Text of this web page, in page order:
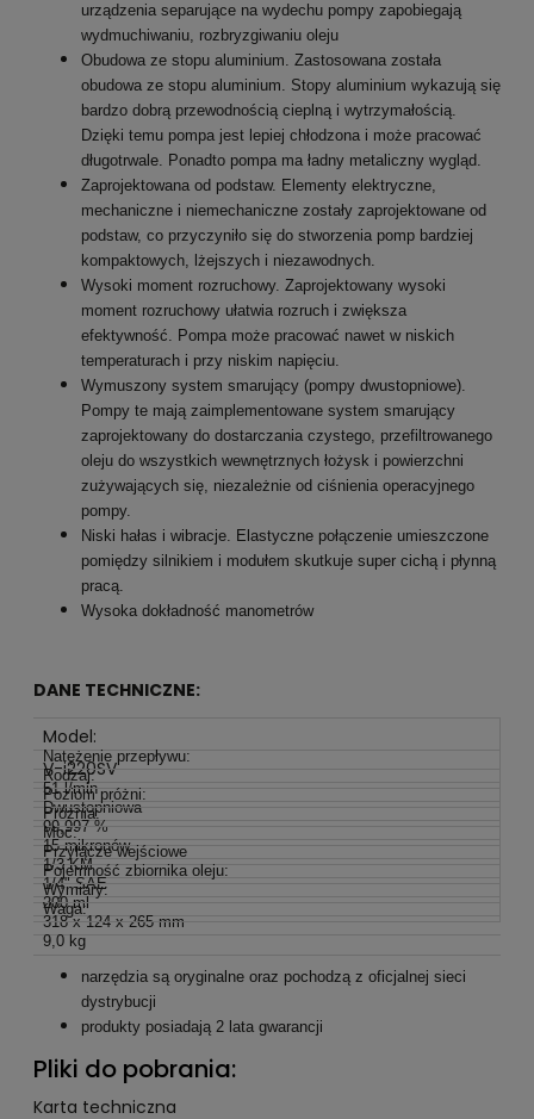
urządzenia separujące na wydechu pompy zapobiegają
wydmuchiwaniu, rozbryzgiwaniu oleju
Obudowa ze stopu aluminium. Zastosowana została
obudowa ze stopu aluminium. Stopy aluminium wykazują się
bardzo dobrą przewodnością cieplną i wytrzymałością.
Dzięki temu pompa jest lepiej chłodzona i może pracować
długotrwale. Ponadto pompa ma ładny metaliczny wygląd.
Zaprojektowana od podstaw. Elementy elektryczne,
mechaniczne i niemechaniczne zostały zaprojektowane od
podstaw, co przyczyniło się do stworzenia pomp bardziej
kompaktowych, lżejszych i niezawodnych.
Wysoki moment rozruchowy. Zaprojektowany wysoki
moment rozruchowy ułatwia rozruch i zwiększa
efektywność. Pompa może pracować nawet w niskich
temperaturach i przy niskim napięciu.
Wymuszony system smarujący (pompy dwustopniowe).
Pompy te mają zaimplementowane system smarujący
zaprojektowany do dostarczania czystego, przefiltrowanego
oleju do wszystkich wewnętrznych łożysk i powierzchni
zużywających się, niezależnie od ciśnienia operacyjnego
pompy.
Niski hałas i wibracje. Elastyczne połączenie umieszczone
pomiędzy silnikiem i modułem skutkuje super cichą i płynną
pracą.
Wysoka dokładność manometrów
DANE TECHNICZNE:
Model:
V-i220SV
Natężenie przepływu:
51 l/min
Rodzaj:
Dwustopniowa
Poziom próżni:
99,997 %
Próżnia:
15 mikronów
Moc:
1/3 KM
Przyłącze wejściowe
1/4" SAE
Pojemność zbiornika oleju:
200 ml
Wymiary:
318 x 124 x 265 mm
Waga:
9,0 kg
narzędzia są oryginalne oraz pochodzą z oficjalnej sieci
dystrybucji
produkty posiadają 2 lata gwarancji
Pliki do pobrania:
Karta techniczna